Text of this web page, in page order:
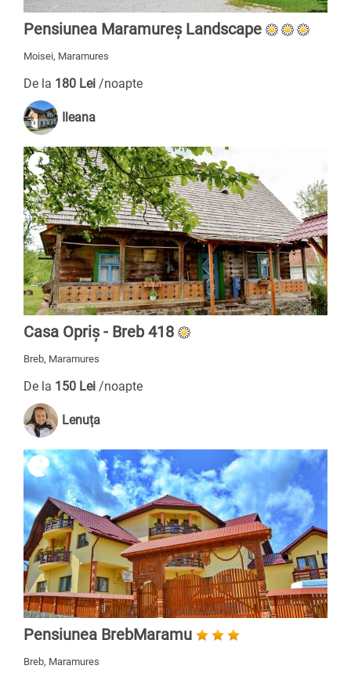
Pensiunea Maramureș Landscape
Moisei, Maramures
De la 180 Lei /noapte
Ileana
Casa Opriș - Breb 418
Breb, Maramures
De la 150 Lei /noapte
Lenuța
Pensiunea BrebMaramu
Breb, Maramures